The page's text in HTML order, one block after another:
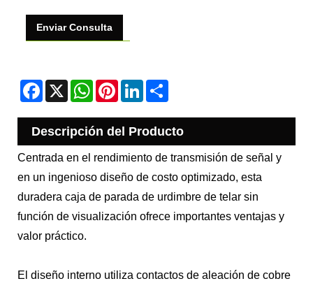
Enviar Consulta
Facebook
X WhatsApp
PinterestLinkedIn
Descripción del Producto
Centrada en el rendimiento de transmisión de señal y
en un ingenioso diseño de costo optimizado, esta
duradera caja de parada de urdimbre de telar sin
función de visualización ofrece importantes ventajas y
valor práctico.
El diseño interno utiliza contactos de aleación de cobre